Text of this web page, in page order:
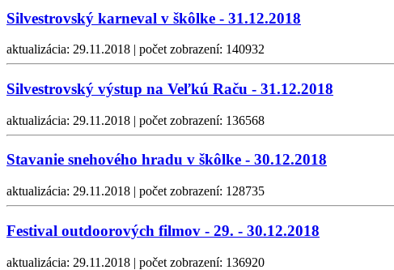
Silvestrovský karneval v škôlke - 31.12.2018
aktualizácia: 29.11.2018 | počet zobrazení: 140932
Silvestrovský výstup na Veľkú Raču - 31.12.2018
aktualizácia: 29.11.2018 | počet zobrazení: 136568
Stavanie snehového hradu v škôlke - 30.12.2018
aktualizácia: 29.11.2018 | počet zobrazení: 128735
Festival outdoorových filmov - 29. - 30.12.2018
aktualizácia: 29.11.2018 | počet zobrazení: 136920